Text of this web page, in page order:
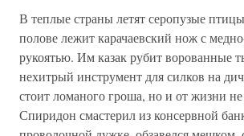
В теплые страны летят серопузые
полове лежит карачаевский нож с
рукоятью. Им казак рубит ворованные
нехитрый инструмент для силков на
стоит ломаного гроша, но и от жизни
Спиридон смастерил из консервной